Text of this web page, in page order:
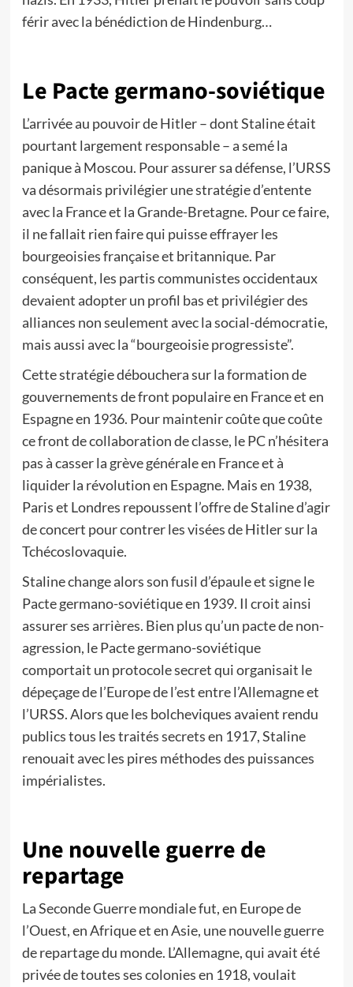
férir avec la bénédiction de Hindenburg…
Le Pacte germano-soviétique
L’arrivée au pouvoir de Hitler – dont Staline était
pourtant largement responsable – a semé la
panique à Moscou. Pour assurer sa défense, l’URSS
va désormais privilégier une stratégie d’entente
avec la France et la Grande-Bretagne. Pour ce faire,
il ne fallait rien faire qui puisse effrayer les
bourgeoisies française et britannique. Par
conséquent, les partis communistes occidentaux
devaient adopter un profil bas et privilégier des
alliances non seulement avec la social-démocratie,
mais aussi avec la “bourgeoisie progressiste”.
Cette stratégie débouchera sur la formation de
gouvernements de front populaire en France et en
Espagne en 1936. Pour maintenir coûte que coûte
ce front de collaboration de classe, le PC n’hésitera
pas à casser la grève générale en France et à
liquider la révolution en Espagne. Mais en 1938,
Paris et Londres repoussent l’offre de Staline d’agir
de concert pour contrer les visées de Hitler sur la
Tchécoslovaquie.
Staline change alors son fusil d’épaule et signe le
Pacte germano-soviétique en 1939. Il croit ainsi
assurer ses arrières. Bien plus qu’un pacte de non-
agression, le Pacte germano-soviétique
comportait un protocole secret qui organisait le
dépeçage de l’Europe de l’est entre l’Allemagne et
l’URSS. Alors que les bolcheviques avaient rendu
publics tous les traités secrets en 1917, Staline
renouait avec les pires méthodes des puissances
impérialistes.
Une nouvelle guerre de
repartage
La Seconde Guerre mondiale fut, en Europe de
l’Ouest, en Afrique et en Asie, une nouvelle guerre
de repartage du monde. L’Allemagne, qui avait été
privée de toutes ses colonies en 1918, voulait